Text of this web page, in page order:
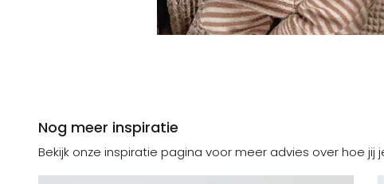
Nog meer inspiratie
Bekijk onze inspiratie pagina voor meer advies over hoe